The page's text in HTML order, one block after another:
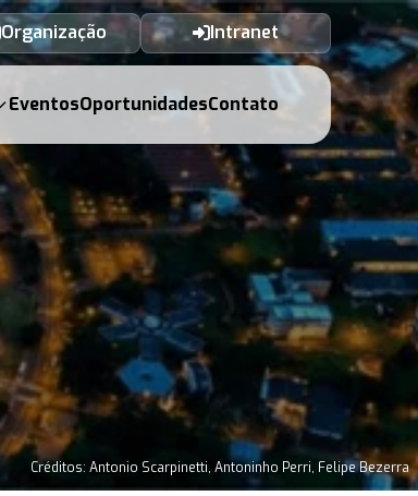
Organização Intranet
EventosOportunidadesContato
Créditos: Antonio Scarpinetti, Antoninho Perri, Felipe Bezerra